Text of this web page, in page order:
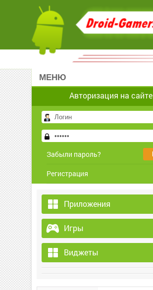
МЕНЮ
Авторизация на сайте
Забыли пароль?
Регистрация
Приложения
Игры
Виджеты